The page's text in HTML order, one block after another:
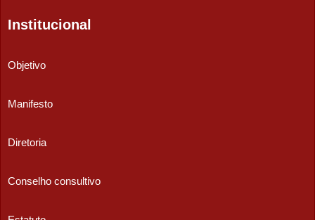
Institucional
Objetivo
Manifesto
Diretoria
Conselho consultivo